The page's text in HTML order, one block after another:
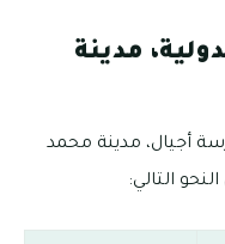
مدينة
أجيال، مدينة محمد